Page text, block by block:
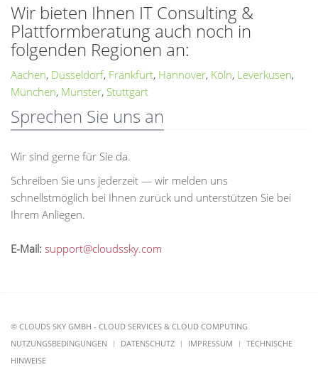
Wir bieten Ihnen IT Consulting &
Plattformberatung auch noch in
folgenden Regionen an:
Aachen, Düsseldorf, Frankfurt, Hannover, Köln, Leverkusen,
München, Münster, Stuttgart
Sprechen Sie uns an
Wir sind gerne für Sie da.
Schreiben Sie uns jederzeit — wir melden uns
schnellstmöglich bei Ihnen zurück und unterstützen Sie bei
Ihrem Anliegen.
E-Mail: support@cloudssky.com
© CLOUDS SKY GMBH - CLOUD SERVICES & CLOUD COMPUTING
NUTZUNGSBEDINGUNGEN
DATENSCHUTZ IMPRESSUM
TECHNISCHE
HINWEISE